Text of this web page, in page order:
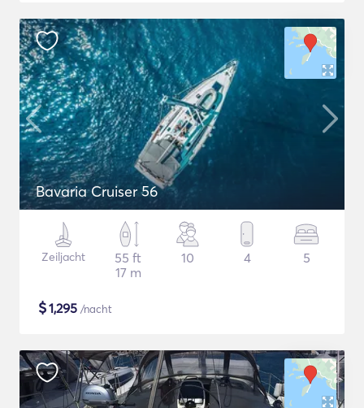
Bavaria Cruiser 56
Zeiljacht
55 ft
17 m
10 4 5
$1,295 /nacht